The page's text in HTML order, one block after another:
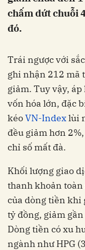
chấm dứt chuỗi
đó.
Trái ngược với
ghi nhận 212 mã
giảm. Tuy vậy,
vốn hóa lớn, đặc
kéoVN-Indexlùi
đều giảm hơn
chỉ số mất đà.
Khối lượng giao
thanh khoản toàn
của dòng tiền khi
tỷ đồng, giảm
Dòng tiền có xu
ngành như HPG